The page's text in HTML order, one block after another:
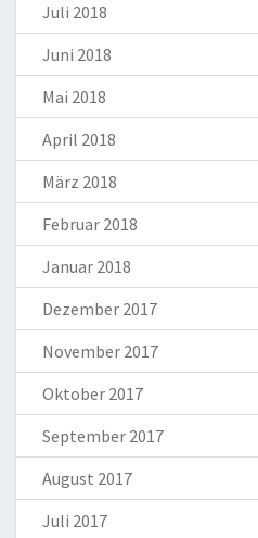
Juli 2018
Juni 2018
Mai 2018
April 2018
März 2018
Februar 2018
Januar 2018
Dezember 2017
November 2017
Oktober 2017
September 2017
August 2017
Juli 2017